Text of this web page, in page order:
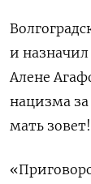
и
Алене
нацизма
мать